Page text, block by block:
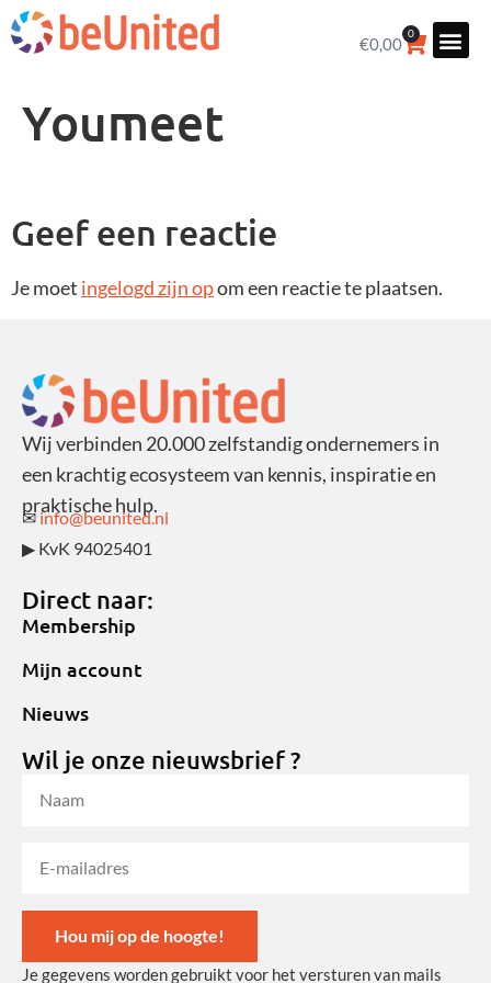
€0,00
0
Youmeet
Geef een reactie
Je moet ingelogd zijn opom een reactie te plaatsen.
Wij verbinden 20.000 zelfstandig ondernemers in
een krachtig ecosysteem van kennis, inspiratie en
praktische hulp.
✉ info@beunited.nl
▶ KvK 94025401
Direct naar:
Membership
Mijn account
Nieuws
Wil je onze nieuwsbrief ?
Hou mij op de hoogte!
Je gegevens worden gebruikt voor het versturen van mails